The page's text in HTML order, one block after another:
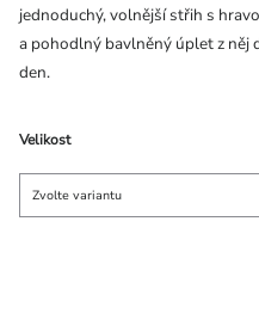
Velikost
jednoduchý, volnější střih s
a pohodlný bavlněný úplet z něj
den.